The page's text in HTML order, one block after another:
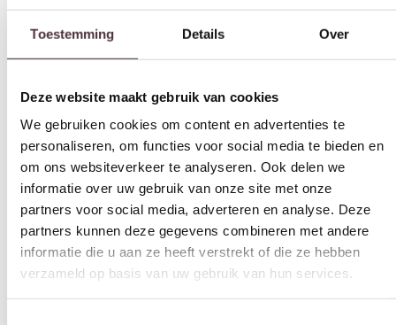
Deze website maakt gebruik van cookies
personaliseren, om functies voor social media te bieden en
om ons websiteverkeer te analyseren. Ook delen we
informatie over uw gebruik van onze site met onze
partners voor social media, adverteren en analyse. Deze
partners kunnen deze gegevens combineren met andere
informatie die u aan ze heeft verstrekt of die ze hebben
verzameld op basis van uw gebruik van hun services.
Toestemmingsselectie
Noodzakelijk